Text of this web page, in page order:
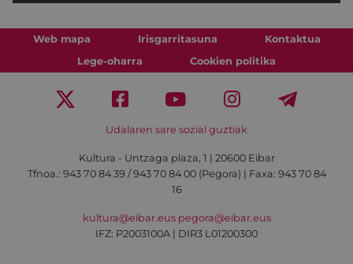
Web mapa Irisgarritasuna
Kontaktua
Lege-oharra
Cookien politika
Udalaren sare sozial guztiak
Kultura - Untzaga plaza, 1 | 20600 Eibar
Tfnoa.: 943 70 84 39 / 943 70 84 00 (Pegora) | Faxa: 943 70 84
16
kultura@eibar.eus pegora@eibar.eus
IFZ: P2003100A | DIR3 L01200300